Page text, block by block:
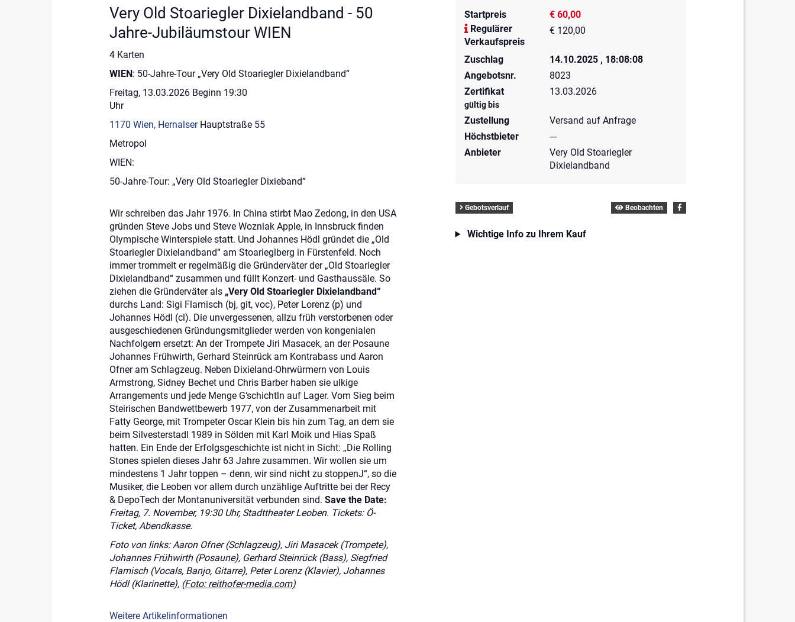
Startpreis
€ 60,00
Regulärer
Verkaufspreis
€ 120,00
Zuschlag
14.10.2025 , 18:08:08
Angebotsnr.
8023
Zertifikat
gültig bis
13.03.2026
Zustellung
Versand auf Anfrage
Höchstbieter
---
Anbieter
Very Old Stoariegler
Dixielandband
Gebotsverlauf Beobachten
Wichtige Info zu Ihrem Kauf
Very Old Stoariegler Dixielandband - 50
Jahre-Jubiläumstour WIEN
4 Karten
WIEN: 50-Jahre-Tour „Very Old Stoariegler Dixielandband“
Freitag, 13.03.2026 Beginn 19:30
Uhr
1170 Wien, HernalserHauptstraße 55
Metropol
WIEN:
50-Jahre-Tour: „Very Old Stoariegler Dixieband“
Wir schreiben das Jahr 1976. In China stirbt Mao Zedong, in den USA
gründen Steve Jobs und Steve Wozniak Apple, in Innsbruck finden
Olympische Winterspiele statt. Und Johannes Hödl gründet die „Old
Stoariegler Dixielandband“ am Stoarieglberg in Fürstenfeld. Noch
immer trommelt er regelmäßig die Gründerväter der „Old Stoariegler
Dixielandband“ zusammen und füllt Konzert- und Gasthaussäle. So
ziehen die Gründerväter als „Very Old Stoariegler Dixielandband“
durchs Land: Sigi Flamisch (bj, git, voc), Peter Lorenz (p) und
Johannes Hödl (cl). Die unvergessenen, allzu früh verstorbenen oder
ausgeschiedenen Gründungsmitglieder werden von kongenialen
Nachfolgern ersetzt: An der Trompete Jiri Masacek, an der Posaune
Johannes Frühwirth, Gerhard Steinrück am Kontrabass und Aaron
Ofner am Schlagzeug. Neben Dixieland-Ohrwürmern von Louis
Armstrong, Sidney Bechet und Chris Barber haben sie ulkige
Arrangements und jede Menge G‘schichtln auf Lager. Vom Sieg beim
Steirischen Bandwettbewerb 1977, von der Zusammenarbeit mit
Fatty George, mit Trompeter Oscar Klein bis hin zum Tag, an dem sie
beim Silvesterstadl 1989 in Sölden mit Karl Moik und Hias Spaß
hatten. Ein Ende der Erfolgsgeschichte ist nicht in Sicht: „Die Rolling
Stones spielen dieses Jahr 63 Jahre zusammen. Wir wollen sie um
mindestens 1 Jahr toppen – denn, wir sind nicht zu stoppenJ“, so die
Musiker, die Leoben vor allem durch unzählige Auftritte bei der Recy
& DepoTech der Montanuniversität verbunden sind. Save the Date:
Freitag, 7. November, 19:30 Uhr, Stadttheater Leoben. Tickets: Ö-
Ticket, Abendkasse.
Foto von links: Aaron Ofner (Schlagzeug), Jiri Masacek (Trompete),
Johannes Frühwirth (Posaune), Gerhard Steinrück (Bass), Siegfried
Flamisch (Vocals, Banjo, Gitarre), Peter Lorenz (Klavier), Johannes
Hödl (Klarinette), (Foto: reithofer-media.com)
Weitere Artikelinformationen